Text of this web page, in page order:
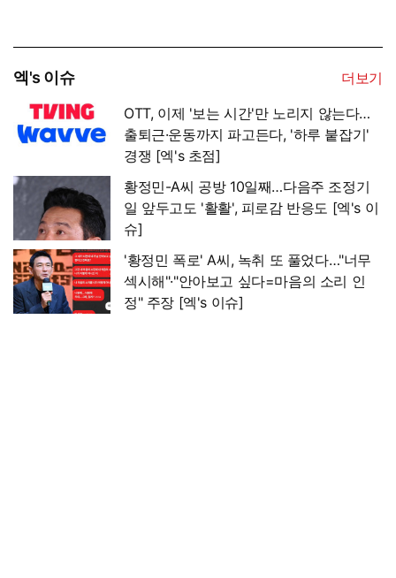
엑's 이슈
더보기
OTT, 이제 '보는 시간'만 노리지 않는다…
출퇴근·운동까지 파고든다, '하루 붙잡기'
경쟁 [엑's 초점]
황정민-A씨 공방 10일째…다음주 조정기
일 앞두고도 '활활', 피로감 반응도 [엑's 이
슈]
'황정민 폭로' A씨, 녹취 또 풀었다…"너무
섹시해"·"안아보고 싶다=마음의 소리 인
정" 주장 [엑's 이슈]